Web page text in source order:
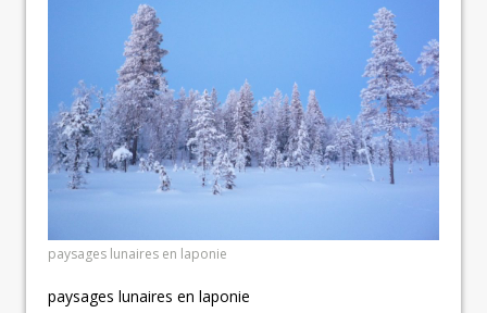
paysages lunaires en laponie
paysages lunaires en laponie